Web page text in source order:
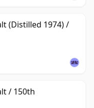
(Distilled 1974) /
/ 150th